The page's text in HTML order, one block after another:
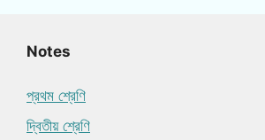
Notes
প্রথম শ্রেণি
দ্বিতীয় শ্রেণি